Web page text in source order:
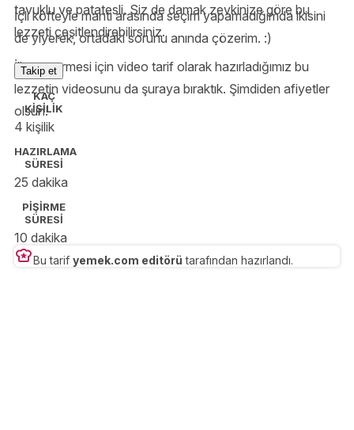
tavuklu ve patatesli. Siz de damak zevkinize göre bu
lezzeti çeşitlendirebilirsiniz.
İlham vermesi için video tarif olarak hazırladığımız bu
lezzetin videosunu da şuraya bıraktık. Şimdiden afiyetler
olsun!
İçli köfteyle mantı arasında seçim yapamadığımda ikisini
de yiyerek, ortadaki sorunu anında çözerim. :)
Takip et
KAÇ
KİŞİLİK
4 kişilik
HAZIRLAMA
SÜRESİ
25 dakika
PİŞİRME
SÜRESİ
10 dakika
Bu tarif yemek.com editörü tarafından hazırlandı.